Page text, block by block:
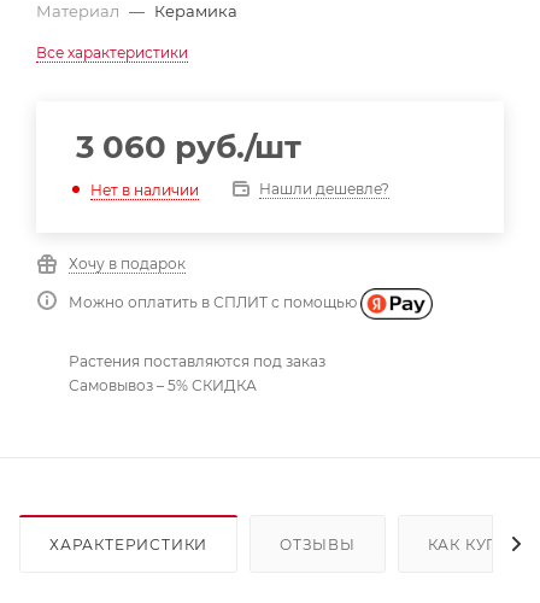
Материал — Керамика
Все характеристики
3 060 руб./шт
Нет в наличии Нашли дешевле?
Хочу в подарок
Можно оплатить в СПЛИТ с помощью
Растения поставляются под заказ
Самовывоз – 5% СКИДКА
ХАРАКТЕРИСТИКИ ОТЗЫВЫ КАК КУПИТЬ